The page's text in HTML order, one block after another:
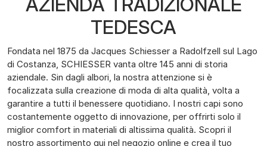
TEDESCA
Fondata nel 1875 da Jacques Schiesser a Radolfzell sul Lago
di Costanza, SCHIESSER vanta oltre 145 anni di storia
aziendale. Sin dagli albori, la nostra attenzione si è
focalizzata sulla creazione di moda di alta qualità, volta a
garantire a tutti il benessere quotidiano. I nostri capi sono
costantemente oggetto di innovazione, per offrirti solo il
miglior comfort in materiali di altissima qualità. Scopri il
nostro assortimento qui nel negozio online e crea il tuo